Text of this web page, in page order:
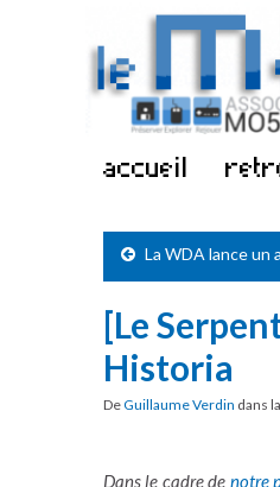
accueil
La WDA lance un
[Le
Historia
DeGuillaume Verdin dans
Dans le cadre de notre